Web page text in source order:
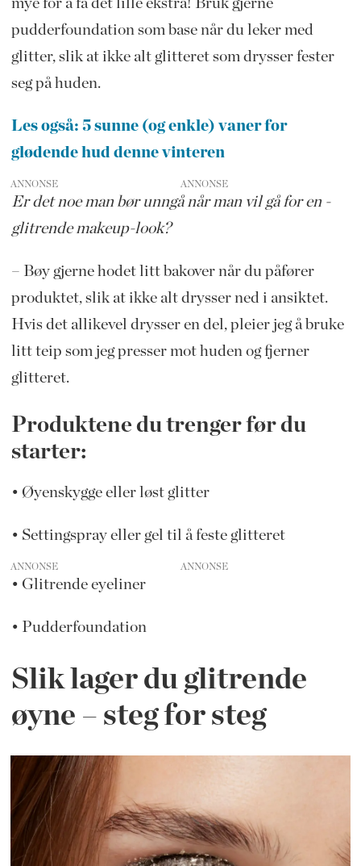
mye for å få det lille ekstra! Bruk gjerne
pudderfoundation som base når du leker med
glitter, slik at ikke alt glitteret som drysser fester
seg på huden.
Les også: 5 sunne (og enkle) vaner for
glødende hud denne vinteren
ANNONSE
Er det noe man bør unngå når man vil gå for en ­
glitrende makeup-look?
– Bøy gjerne hodet litt bakover når du påfører
produktet, slik at ikke alt drysser ned i ansiktet.
Hvis det allikevel drysser en del, pleier jeg å bruke
litt teip som jeg presser mot huden og fjerner
glitteret.
Produktene du trenger før du
starter:
• Øyenskygge eller løst glitter
• Settingspray eller gel til å feste glitteret
ANNONSE
• Glitrende eyeliner
• Pudderfoundation
Slik lager du glitrende
øyne – steg for steg